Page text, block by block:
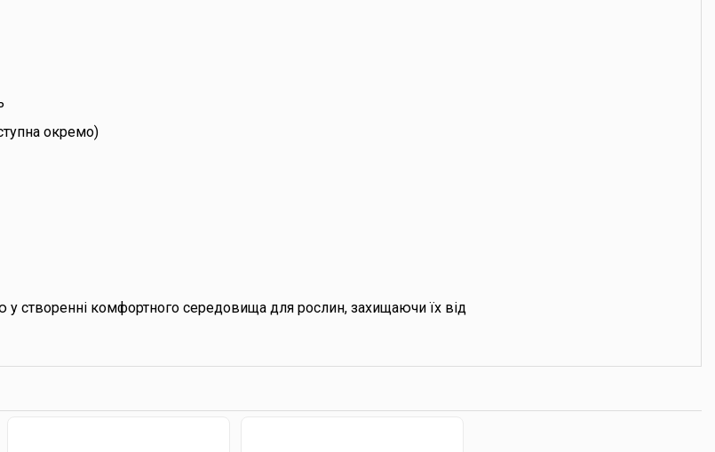
окремо)
створенні комфортного середовища для рослин, захищаючи їх від